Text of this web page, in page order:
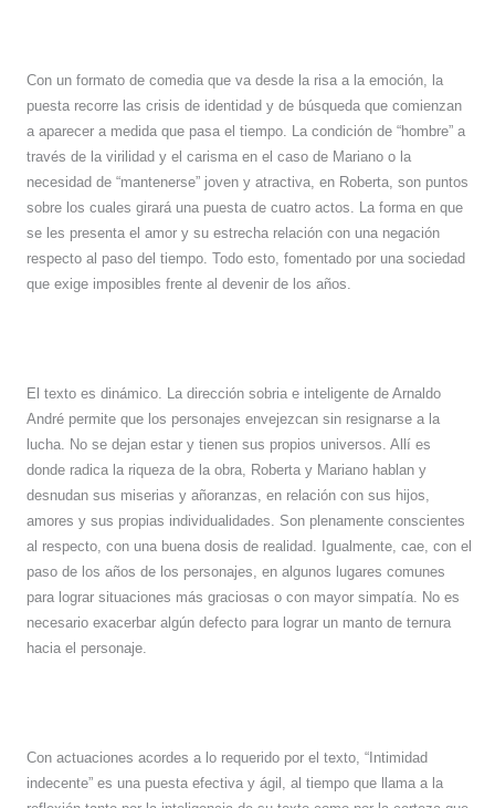
Con un formato de comedia que va desde la risa a la emoción, la
puesta recorre las crisis de identidad y de búsqueda que comienzan
a aparecer a medida que pasa el tiempo. La condición de “hombre” a
través de la virilidad y el carisma en el caso de Mariano o la
necesidad de “mantenerse” joven y atractiva, en Roberta, son puntos
sobre los cuales girará una puesta de cuatro actos. La forma en que
se les presenta el amor y su estrecha relación con una negación
respecto al paso del tiempo. Todo esto, fomentado por una sociedad
que exige imposibles frente al devenir de los años.
El texto es dinámico. La dirección sobria e inteligente de Arnaldo
André permite que los personajes envejezcan sin resignarse a la
lucha. No se dejan estar y tienen sus propios universos. Allí es
donde radica la riqueza de la obra, Roberta y Mariano hablan y
desnudan sus miserias y añoranzas, en relación con sus hijos,
amores y sus propias individualidades. Son plenamente conscientes
al respecto, con una buena dosis de realidad. Igualmente, cae, con el
paso de los años de los personajes, en algunos lugares comunes
para lograr situaciones más graciosas o con mayor simpatía. No es
necesario exacerbar algún defecto para lograr un manto de ternura
hacia el personaje.
Con actuaciones acordes a lo requerido por el texto, “Intimidad
indecente” es una puesta efectiva y ágil, al tiempo que llama a la